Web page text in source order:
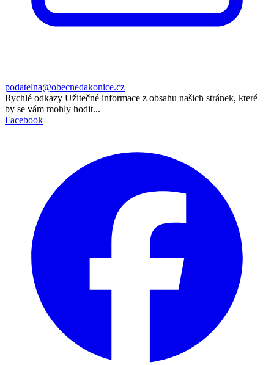
podatelna@obecnedakonice.cz
Rychlé odkazy Užitečné informace z obsahu našich stránek, které
by se vám mohly hodit...
Facebook